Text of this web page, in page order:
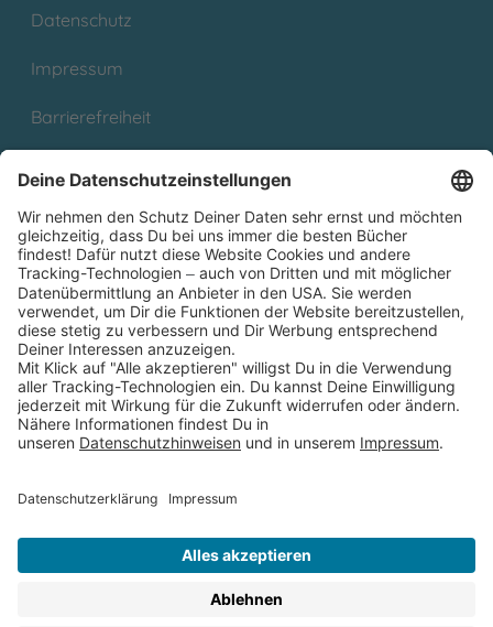
Datenschutz
Impressum
Barrierefreiheit
Partnerprogramm (Affiliate)
Folge uns auf
* Versandkostenfrei ab 9,00 € Bestellwert innerhalb
Deutschlands
** Lieferzeit 1-3 Werktage innerhalb Deutschlands
Thienemann-Esslinger Verlag GmbH, Blumenstraße 36, D-70182